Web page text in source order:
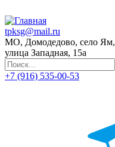
tpksg@mail.ru
МО, Домодедово, село Ям,
улица Западная, 15а
+7 (916) 535-00-53